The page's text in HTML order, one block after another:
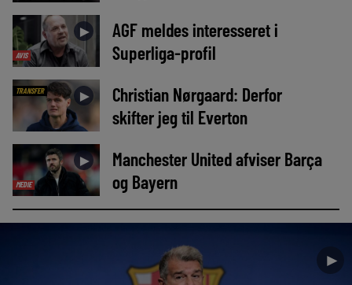
AVIS
►
AGF meldes interesseret i
Superliga-profil
TRANSFER ►
Christian Nørgaard: Derfor
skifter jeg til Everton
MEDIE
►
Manchester United afviser Barça
og Bayern
►